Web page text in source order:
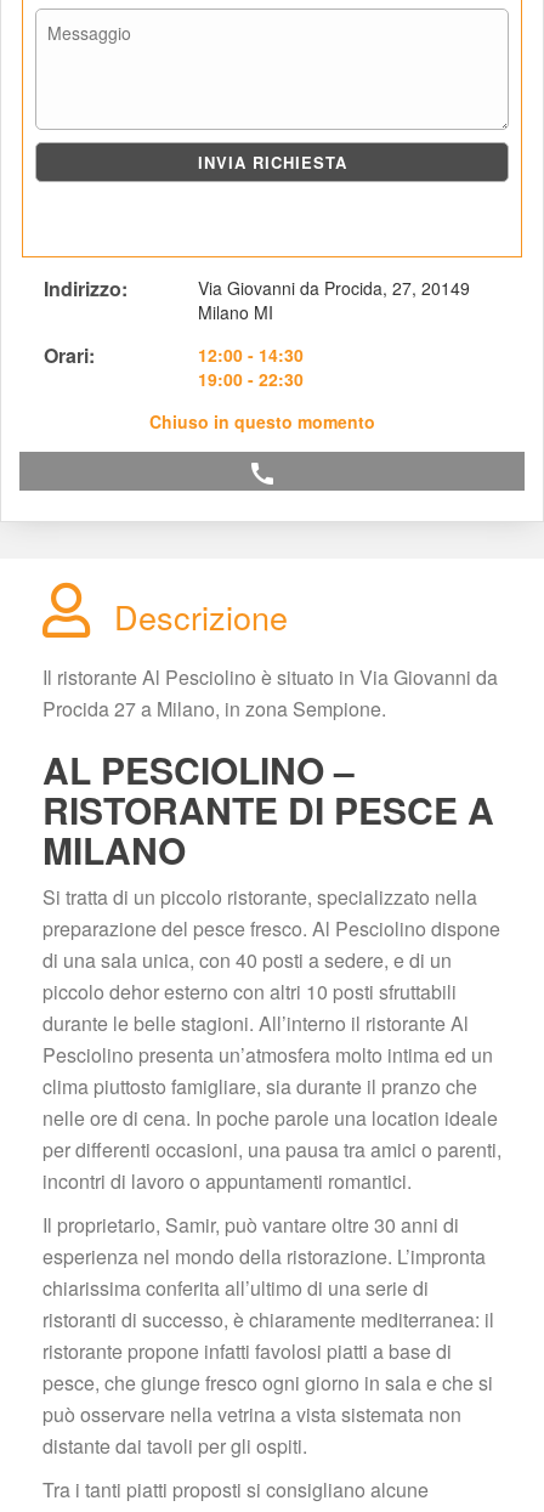
Indirizzo:
Via Giovanni da Procida, 27, 20149
Milano MI
Orari:
12:00 - 14:30
19:00 - 22:30
Chiuso in questo momento
call
Descrizione
Il ristorante Al Pesciolino è situato in Via Giovanni da
Procida 27 a Milano, in zona Sempione.
AL PESCIOLINO –
RISTORANTE DI PESCE A
MILANO
Si tratta di un piccolo ristorante, specializzato nella
preparazione del pesce fresco. Al Pesciolino dispone
di una sala unica, con 40 posti a sedere, e di un
piccolo dehor esterno con altri 10 posti sfruttabili
durante le belle stagioni. All’interno il ristorante Al
Pesciolino presenta un’atmosfera molto intima ed un
clima piuttosto famigliare, sia durante il pranzo che
nelle ore di cena. In poche parole una location ideale
per differenti occasioni, una pausa tra amici o parenti,
incontri di lavoro o appuntamenti romantici.
Il proprietario, Samir, può vantare oltre 30 anni di
esperienza nel mondo della ristorazione. L’impronta
chiarissima conferita all’ultimo di una serie di
ristoranti di successo, è chiaramente mediterranea: il
ristorante propone infatti favolosi piatti a base di
pesce, che giunge fresco ogni giorno in sala e che si
può osservare nella vetrina a vista sistemata non
distante dai tavoli per gli ospiti.
Tra i tanti piatti proposti si consigliano alcune